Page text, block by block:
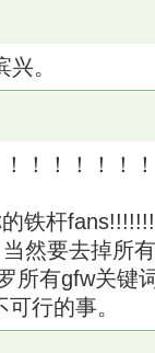
。
！！！！！
铁杆
然要去掉所
所有gfw关键
行的事。